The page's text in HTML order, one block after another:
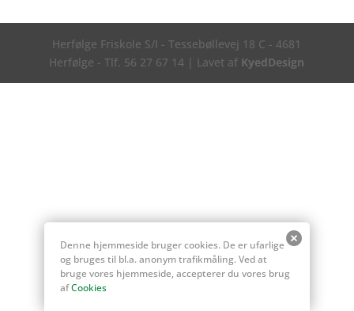
Herfølge Friskole S/I - Tessebøllevej 18 C - 4681
Herfølge - Tlf. 56 27 67 14 | Lavet af KyedDesign
Denne hjemmeside bruger cookies. De er ufarlige
og bruges til bl.a. anonym trafikmåling. Ved at
bruge vores hjemmeside, accepterer du vores brug
afCookies